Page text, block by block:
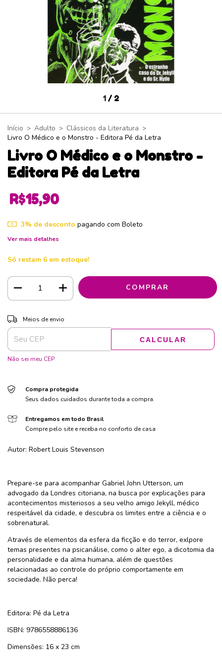
1 / 2
Início > Adulto > Clássicos da Literatura >
Livro O Médico e o Monstro - Editora Pé da Letra
Livro O Médico e o Monstro -
Editora Pé da Letra
R$15,90
3% de desconto pagando com Boleto
Ver mais detalhes
Só restam 6 em estoque!
Entregas para o CEP:
Meios de envio
CALCULAR
Não sei meu CEP
Compra protegida
Seus dados cuidados durante toda a compra.
Entregamos em todo Brasil
Compre pelo site e receba no conforto de casa
Autor: Robert Louis Stevenson
Prepare-se para acompanhar Gabriel John Utterson, um
advogado da Londres citoriana, na busca por explicações para
acontecimentos misteriosos a seu velho amigo Jekyll, médico
respeitável da cidade, e descubra os limites entre a ciência e o
sobrenatural.
Através de elementos da esfera da ficção e do terror, exlpore
temas presentes na psicanálise, como o alter ego, a dicotomia da
personalidade e da alma humana, além de questões
relacionadas ao controle do próprio comportamente em
sociedade. Não perca!
Editora: Pé da Letra
ISBN: 9786558886136
Dimensões: 16 x 23 cm